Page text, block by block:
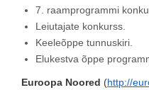
7. raamprogrammi
Leiutajate konkurss.
Keeleõppe tunnuskiri.
Elukestva õppe
Euroopa Noored (http://